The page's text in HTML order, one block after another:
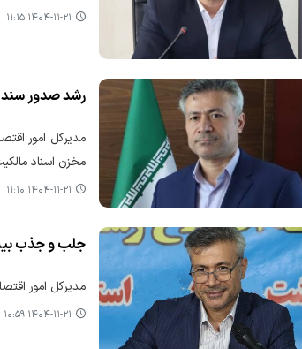
۱۴۰۴-۱۱-۲۱ ۱۱:۱۵
رشد صدور سند
مخزن اسناد
۱۴۰۴-۱۱-۲۱ ۱۱:۱۰
جلب و جذب بیش از ۵۴ میلیون دلار سرمایه‌گذاری
مدیرکل امور اقتصادی و دارایی مازندران از جلب
۱۴۰۴-۱۱-۲۱ ۱۰:۵۹